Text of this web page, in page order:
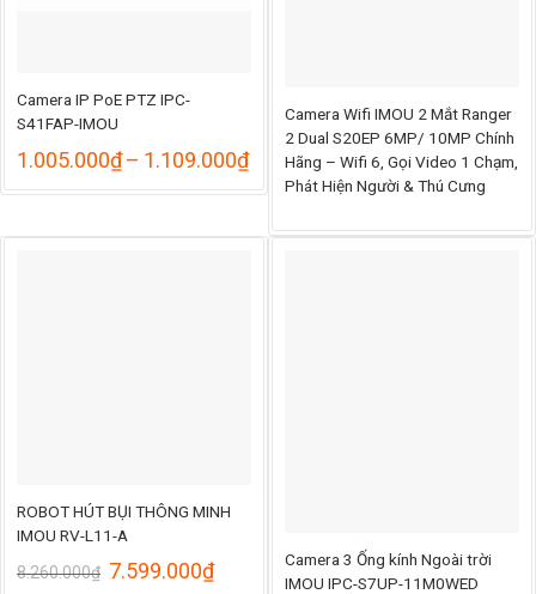
Camera IP PoE PTZ IPC-
S41FAP-IMOU
1.005.000₫– 1.109.000₫Khoảng
giá:
từ
đến
Camera Wifi IMOU 2 Mắt Ranger
2 Dual S20EP 6MP/ 10MP Chính
Hãng – Wifi 6, Gọi Video 1 Chạm,
Phát Hiện Người & Thú Cưng
ROBOT HÚT BỤI THÔNG MINH
IMOU RV-L11-A
8.260.000₫ Giá
7.599.000₫Giá
Camera 3 Ống kính Ngoài trời
IMOU IPC-S7UP-11M0WED